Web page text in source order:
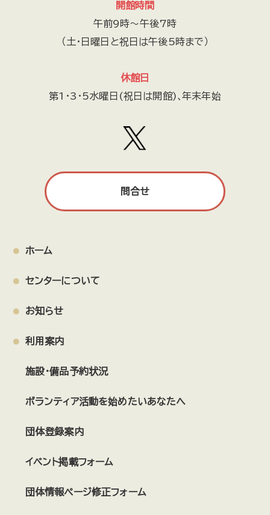
開館時間
午前9時～午後7時
（土・日曜日と祝日は午後5時まで）
休館日
第1・3・5水曜日(祝日は開館)､年末年始
問合せ
ホーム
センターについて
お知らせ
利用案内
施設・備品予約状況
ボランティア活動を始めたいあなたへ
団体登録案内
イベント掲載フォーム
団体情報ページ修正フォーム